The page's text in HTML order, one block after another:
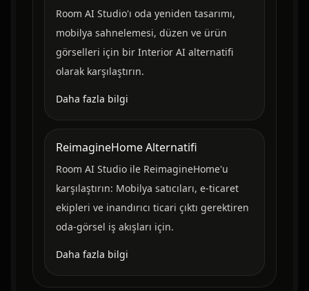
Room AI Studio'ı oda yeniden tasarımı,
mobilya sahnelemesi, düzen ve ürün
görselleri için bir Interior AI alternatifi
olarak karşılaştırın.
Daha fazla bilgi
ReimagineHome Alternatifi
Room AI Studio ile ReimagineHome'u
karşılaştırın: Mobilya satıcıları, e-ticaret
ekipleri ve inandırıcı ticari çıktı gerektiren
oda-görsel iş akışları için.
Daha fazla bilgi